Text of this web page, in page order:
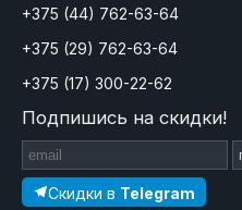
+375 (44) 762-63-64
+375 (29) 762-63-64
+375 (17) 300-22-62
Подпишись на скидки!
Скидки в Telegram